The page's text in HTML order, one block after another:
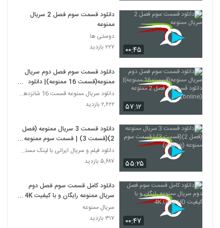
۰۰:۴۵
دانلود قسمت سوم فصل 2 سریال
ممنوعه
دوستی ها
۲۲۷ بازدید
۵۷:۱۲
دانلود قسمت سوم فصل دوم سریال
ممنوعه(قسمت 16 ممنوعه)| دانلود
قسمت 3 فصل 2 ممنوعه (online)
دانلود سریال ممنوعه قسمت 16 شانزدهم |قسمت سوم فصل
۲,۶۲۲ بازدید
۵۵:۲۵
دانلود قسمت 3 سریال ممنوعه (فصل
2)(قسمت 3) | قسمت سوم ممنوعه
(online)
دانلود فیلم و سریال ایرانی با لینک مستقیم
۵,۶۸۷ بازدید
۰۰:۴۷
دانلود کامل قسمت سوم فصل دوم
سریال ممنوعه رایگان و با کیفیت 4K
Ultra HD
سریال ممنوعه
۳۱۷ بازدید